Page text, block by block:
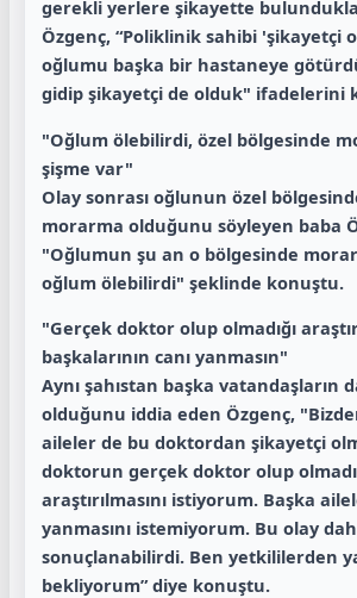
gerekli yerlere şikayette
Özgenç, “Poliklinik sahibi 'şikayetçi
oğlumu başka bir hastaneye
gidip şikayetçi de olduk" ifadelerini
"Oğlum ölebilirdi, özel bölgesinde
şişme var"
Olay sonrası oğlunun özel
morarma olduğunu söyleyen baba
"Oğlumun şu an o bölgesinde
oğlum ölebilirdi" şeklinde konuştu.
"Gerçek doktor olup olmadığı
başkalarının canı yanmasın"
Aynı şahıstan başka vatandaşların
olduğunu iddia eden Özgenç,
aileler de bu doktordan şikayetçi
doktorun gerçek doktor olup
araştırılmasını istiyorum. Başka
yanmasını istemiyorum. Bu olay
sonuçlanabilirdi. Ben yetkililerden
bekliyorum” diye konuştu.